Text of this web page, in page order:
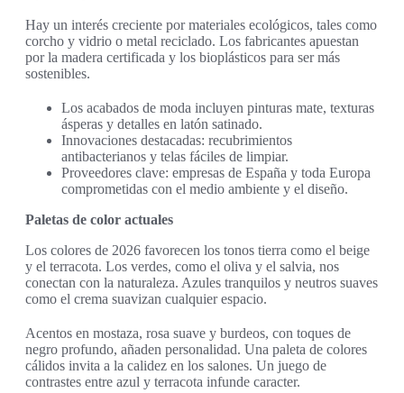
Hay un interés creciente por materiales ecológicos, tales como
corcho y vidrio o metal reciclado. Los fabricantes apuestan
por la madera certificada y los bioplásticos para ser más
sostenibles.
Los acabados de moda incluyen pinturas mate, texturas
ásperas y detalles en latón satinado.
Innovaciones destacadas: recubrimientos
antibacterianos y telas fáciles de limpiar.
Proveedores clave: empresas de España y toda Europa
comprometidas con el medio ambiente y el diseño.
Paletas de color actuales
Los colores de 2026 favorecen los tonos tierra como el beige
y el terracota. Los verdes, como el oliva y el salvia, nos
conectan con la naturaleza. Azules tranquilos y neutros suaves
como el crema suavizan cualquier espacio.
Acentos en mostaza, rosa suave y burdeos, con toques de
negro profundo, añaden personalidad. Una paleta de colores
cálidos invita a la calidez en los salones. Un juego de
contrastes entre azul y terracota infunde caracter.